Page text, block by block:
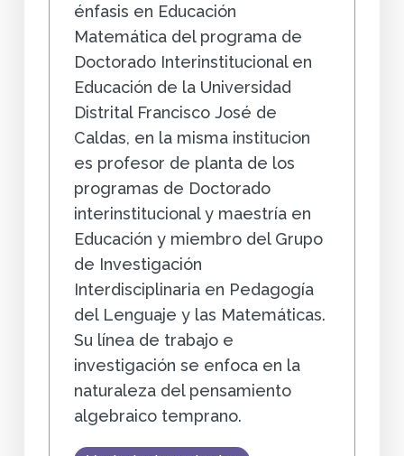
énfasis en Educación
Matemática del programa de
Doctorado Interinstitucional en
Educación de la Universidad
Distrital Francisco José de
Caldas, en la misma institucion
es profesor de planta de los
programas de Doctorado
interinstitucional y maestría en
Educación y miembro del Grupo
de Investigación
Interdisciplinaria en Pedagogía
del Lenguaje y las Matemáticas.
Su línea de trabajo e
investigación se enfoca en la
naturaleza del pensamiento
algebraico temprano.